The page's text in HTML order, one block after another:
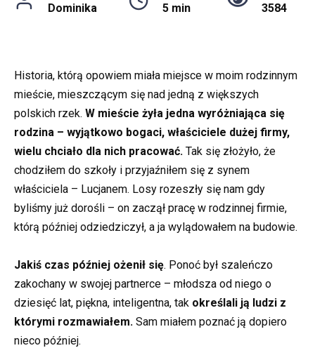
Dominika 5 min 3584
Historia, którą opowiem miała miejsce w moim rodzinnym
mieście, mieszczącym się nad jedną z większych
polskich rzek. W mieście żyła jedna wyróżniająca się
rodzina – wyjątkowo bogaci, właściciele dużej firmy,
wielu chciało dla nich pracować. Tak się złożyło, że
chodziłem do szkoły i przyjaźniłem się z synem
właściciela – Lucjanem. Losy rozeszły się nam gdy
byliśmy już dorośli – on zaczął pracę w rodzinnej firmie,
którą później odziedziczył, a ja wylądowałem na budowie.
Jakiś czas później ożenił się. Ponoć był szaleńczo
zakochany w swojej partnerce – młodsza od niego o
dziesięć lat, piękna, inteligentna, tak określali ją ludzi z
którymi rozmawiałem. Sam miałem poznać ją dopiero
nieco później.